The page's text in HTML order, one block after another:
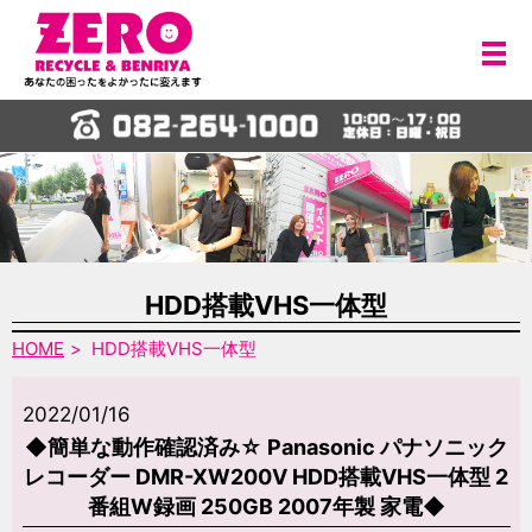
メ
HDD搭載VHS一体型
HOME HDD搭載VHS一体型
2022/01/16
◆簡単な動作確認済み☆ Panasonic パナソニック
レコーダー DMR-XW200V HDD搭載VHS一体型 2
番組W録画 250GB 2007年製 家電◆